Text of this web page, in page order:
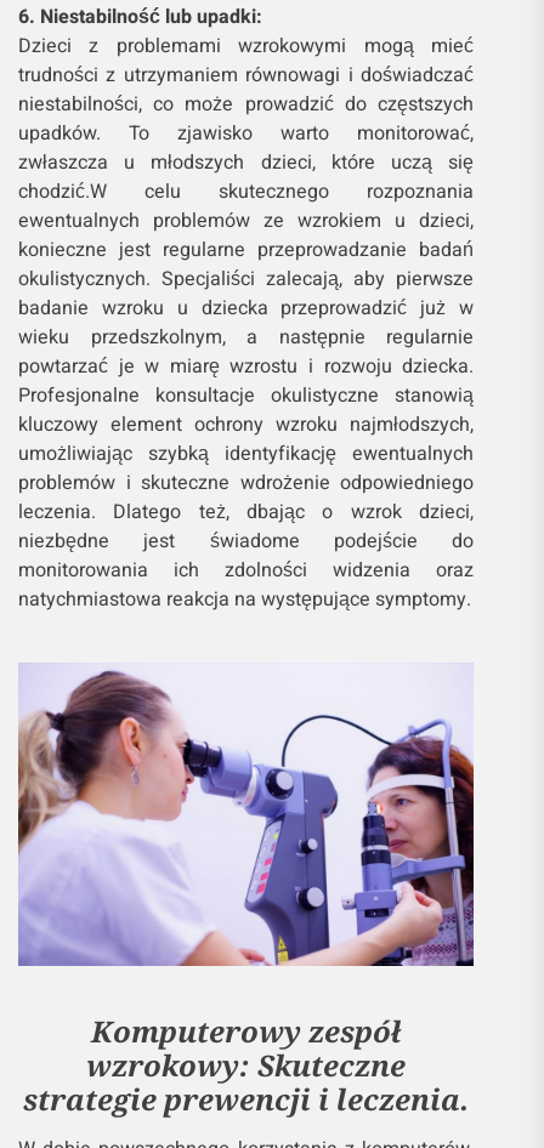
6. Niestabilność lub upadki:
Dzieci z problemami wzrokowymi mogą mieć
trudności z utrzymaniem równowagi i doświadczać
niestabilności, co może prowadzić do częstszych
upadków. To zjawisko warto monitorować,
zwłaszcza u młodszych dzieci, które uczą się
chodzić.W celu skutecznego rozpoznania
ewentualnych problemów ze wzrokiem u dzieci,
konieczne jest regularne przeprowadzanie badań
okulistycznych. Specjaliści zalecają, aby pierwsze
badanie wzroku u dziecka przeprowadzić już w
wieku przedszkolnym, a następnie regularnie
powtarzać je w miarę wzrostu i rozwoju dziecka.
Profesjonalne konsultacje okulistyczne stanowią
kluczowy element ochrony wzroku najmłodszych,
umożliwiając szybką identyfikację ewentualnych
problemów i skuteczne wdrożenie odpowiedniego
leczenia. Dlatego też, dbając o wzrok dzieci,
niezbędne jest świadome podejście do
monitorowania ich zdolności widzenia oraz
natychmiastowa reakcja na występujące symptomy.
Komputerowy zespół
wzrokowy: Skuteczne
strategie prewencji i leczenia.